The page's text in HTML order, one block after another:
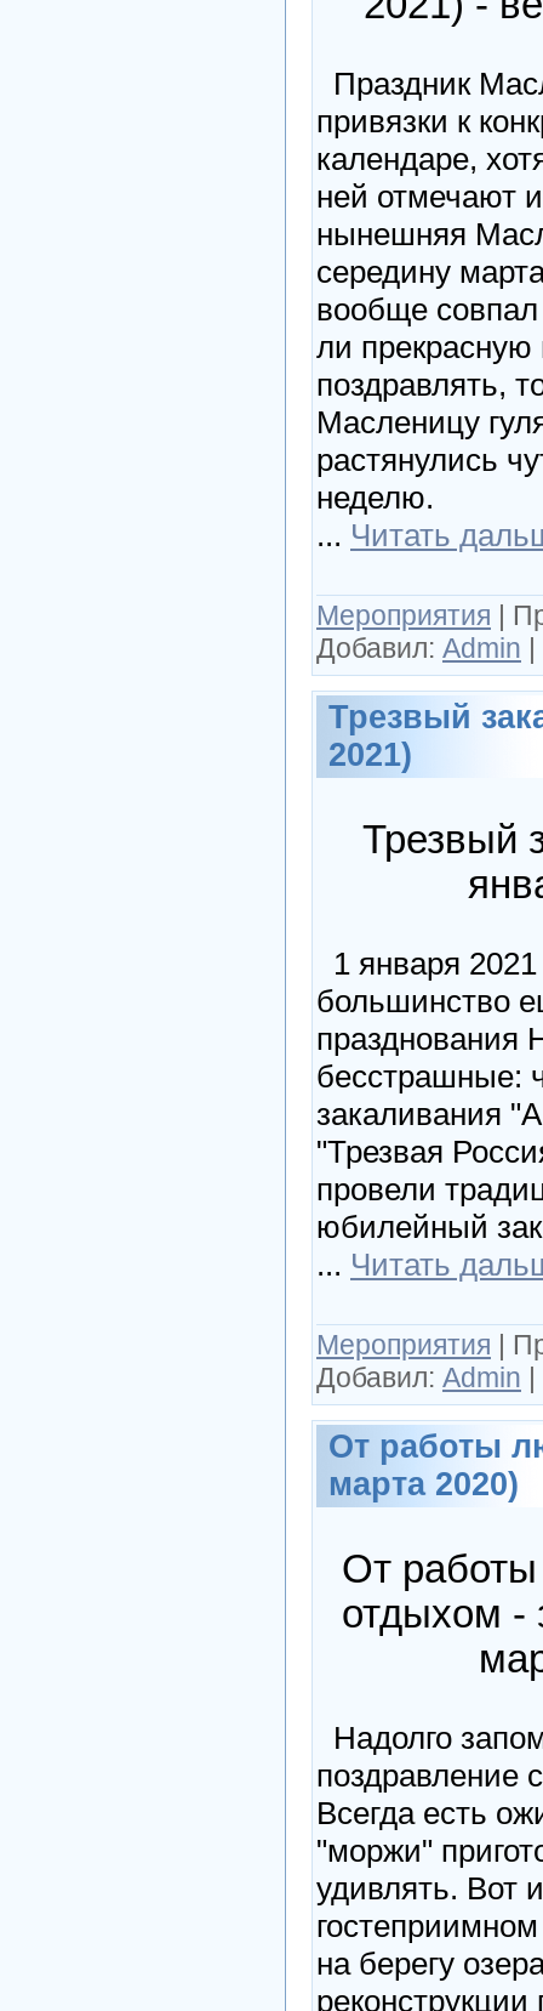
Праздник
привязки к
календаре,
ней отмечают
нынешняя
середину
вообще
ли прекрасную
поздравлять,
Масленицу
растянулись
неделю.
... Читать
Мероприятия
Добавил: Admin
Трезвый
2021)
Трезвый
1 января 2021
большинство
празднования
бесстрашные:
закаливания
"Трезвая
провели
юбилейный
... Читать
Мероприятия
Добавил: Admin
От работы
марта 2020)
От работы
отдыхом -
Надолго
поздравление
Всегда есть
"моржи"
удивлять. Вот
на берегу